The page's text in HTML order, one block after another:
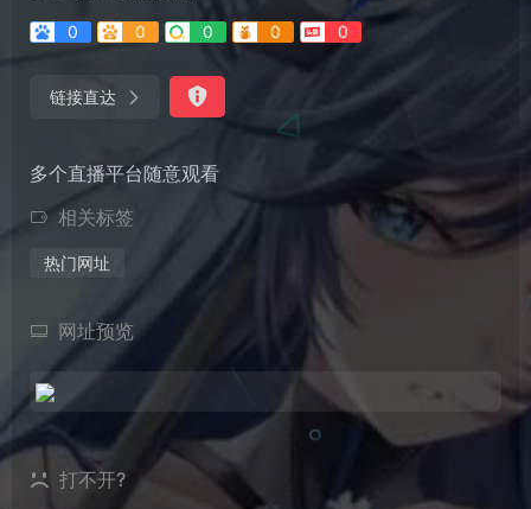
0 0 0 0 0
链接直达
多个直播平台随意观看
相关标签
热门网址
网址预览
打不开?